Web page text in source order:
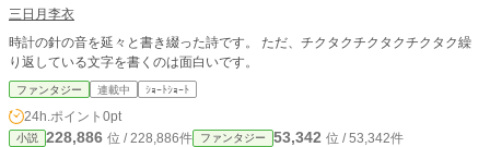
三日月李衣
時計の針の音を延々と書き綴った詩です。 ただ、チクタクチクタクチクタク繰
り返している文字を書くのは面白いです。
ファンタジー 連載中 ｼｮｰﾄｼｮｰﾄ
24h.ポイント 0pt
小説 228,886 位 / 228,886件 ファンタジー 53,342 位 / 53,342件